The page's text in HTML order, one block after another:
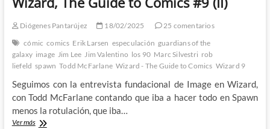
Diógenes Pantarújez 18/02/2025
25 comentarios
cómic comics Erik Larsen especulación guardians of the
galaxy image Jim Lee Jim Valentino los 90 Marc Silvestri rob
liefeld spawn Todd McFarlane Wizard - The Guide to Comics Wizard 9
Seguimos con la entrevista fundacional de Image en Wizard,
con Todd McFarlane contando que iba a hacer todo en Spawn
menos la rotulación, que iba…
Ver másLos